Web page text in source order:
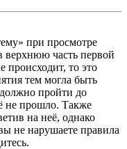
при просмотре
верхнюю часть первой
происходит, то это
тем могла быть
пройти до
не прошло. Также
на неё, однако
не нарушаете правила